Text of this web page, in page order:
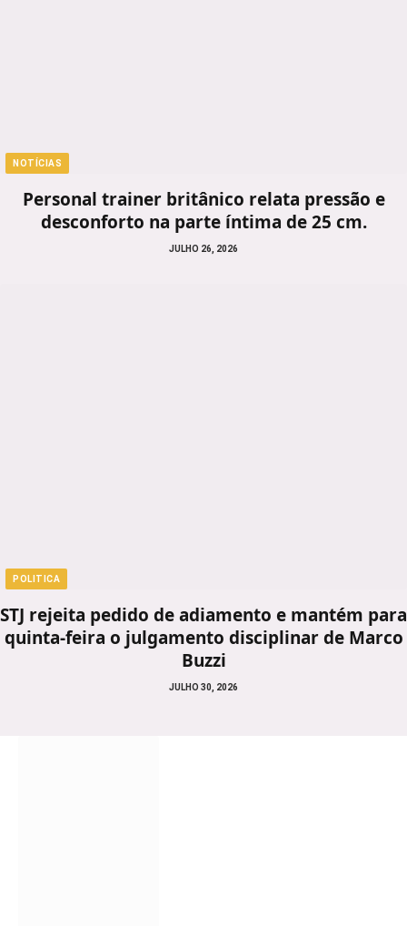
NOTÍCIAS
Personal trainer britânico relata pressão e
desconforto na parte íntima de 25 cm.
JULHO 26, 2026
POLITICA
STJ rejeita pedido de adiamento e mantém para
quinta-feira o julgamento disciplinar de Marco
Buzzi
JULHO 30, 2026